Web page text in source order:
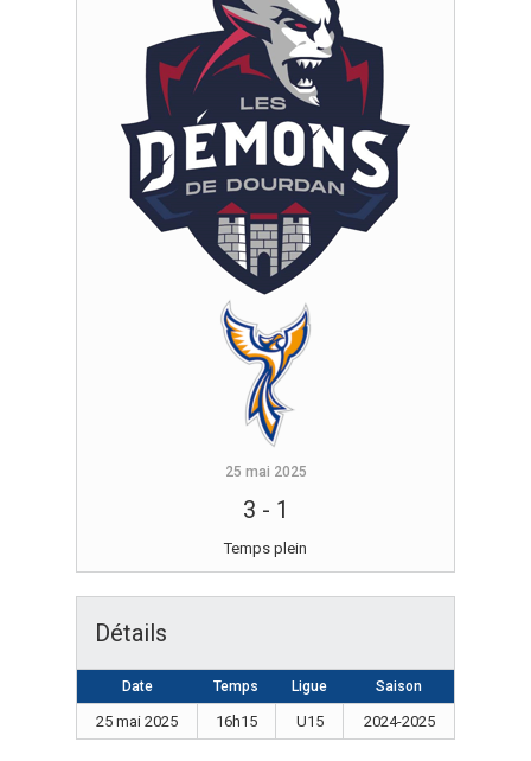
25 mai 2025
3 - 1
Temps plein
Détails
Date Temps Ligue Saison
25 mai 2025 16h15 U15 2024-2025